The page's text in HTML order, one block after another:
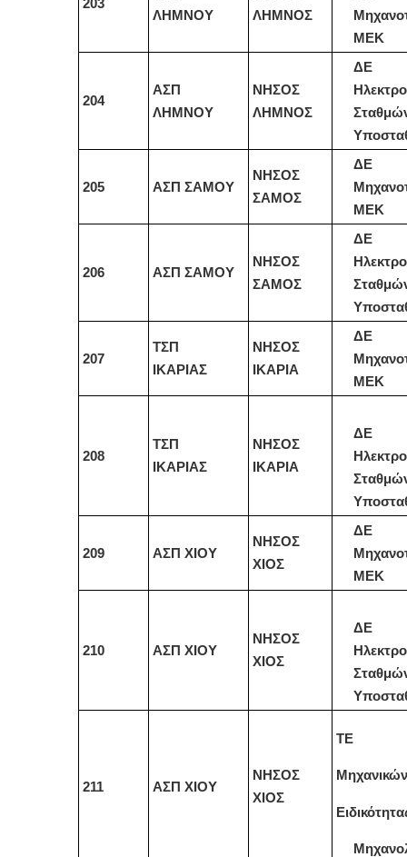
203
ΛΗΜΝΟΥ
ΛΗΜΝΟΣ
ΜΕΚ
204
ΑΣΠ
ΛΗΜΝΟΥ
ΝΗΣΟΣ
ΛΗΜΝΟΣ
ΔΕ
205 ΑΣΠ ΣΑΜΟΥ
ΝΗΣΟΣ
ΣΑΜΟΣ
ΔΕ
ΜΕΚ
206 ΑΣΠ ΣΑΜΟΥ
ΝΗΣΟΣ
ΣΑΜΟΣ
ΔΕ
207
ΤΣΠ
ΙΚΑΡΙΑΣ
ΝΗΣΟΣ
ΙΚΑΡΙΑ
ΔΕ
ΜΕΚ
208
ΤΣΠ
ΙΚΑΡΙΑΣ
ΝΗΣΟΣ
ΙΚΑΡΙΑ
ΔΕ
209 ΑΣΠ ΧΙΟΥ
ΝΗΣΟΣ
ΧΙΟΣ
ΔΕ
ΜΕΚ
210 ΑΣΠ ΧΙΟΥ
ΝΗΣΟΣ
ΧΙΟΣ
ΔΕ
211 ΑΣΠ ΧΙΟΥ
ΝΗΣΟΣ
ΧΙΟΣ
ΤΕ
Μηχανικών